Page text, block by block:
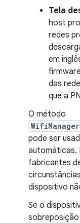
Tela
host
redes
em
das
que a
O método
pode ser
automáticas.
fabricantes
dispositivo
Se o
sobreposição